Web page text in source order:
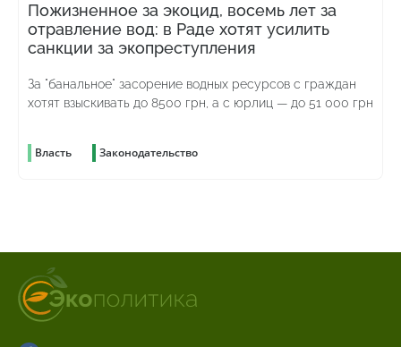
Пожизненное за экоцид, восемь лет за
отравление вод: в Раде хотят усилить
санкции за экопреступления
За "банальное" засорение водных ресурсов с граждан
хотят взыскивать до 8500 грн, а с юрлиц — до 51 000 грн
Власть Законодательство